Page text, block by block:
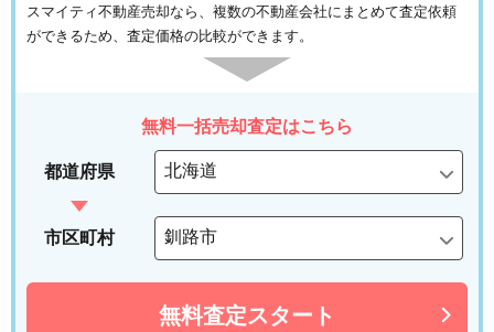
スマイティ不動産売却なら、複数の不動産会社にまとめて査定依頼
ができるため、査定価格の比較ができます。
無料一括売却査定はこちら
都道府県
市区町村
無料査定スタート